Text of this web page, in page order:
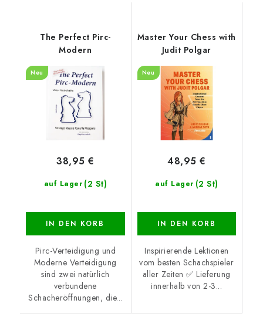
The Perfect Pirc-
Modern
Neu
auf Lager (2 St)
38,95 €
IN DEN KORB
Pirc-Verteidigung und
Moderne Verteidigung
sind zwei natürlich
verbundene
Schacheröffnungen, die...
Master Your Chess with
Judit Polgar
Neu
auf Lager (2 St)
48,95 €
IN DEN KORB
Inspirierende Lektionen
vom besten Schachspieler
aller Zeiten ✅ Lieferung
innerhalb von 2-3...